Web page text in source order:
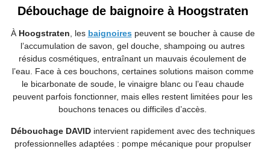
Débouchage de baignoire à Hoogstraten
À Hoogstraten , les baignoires peuvent se boucher à cause de
l’accumulation de savon, gel douche, shampoing ou autres
résidus cosmétiques, entraînant un mauvais écoulement de
l’eau. Face à ces bouchons, certaines solutions maison comme
le bicarbonate de soude, le vinaigre blanc ou l’eau chaude
peuvent parfois fonctionner, mais elles restent limitées pour les
bouchons tenaces ou difficiles d’accès.
Débouchage DAVIDintervient rapidement avec des techniques
professionnelles adaptées : pompe mécanique pour propulser